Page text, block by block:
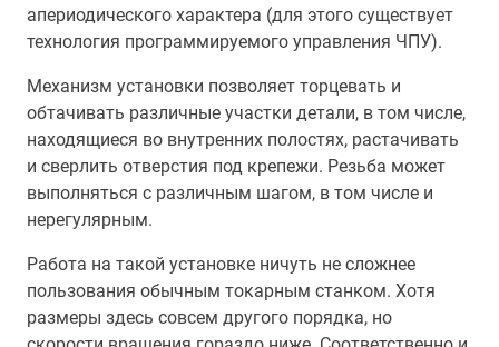
апериодического характера (для этого существует
технология программируемого управления ЧПУ).
Механизм установки позволяет торцевать и
обтачивать различные участки детали, в том числе,
находящиеся во внутренних полостях, растачивать
и сверлить отверстия под крепежи. Резьба может
выполняться с различным шагом, в том числе и
нерегулярным.
Работа на такой установке ничуть не сложнее
пользования обычным токарным станком. Хотя
размеры здесь совсем другого порядка, но